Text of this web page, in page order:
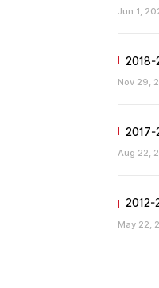
Jun 1,
2018-
Nov 29,
2017-
Aug 22,
2012-
May 22,